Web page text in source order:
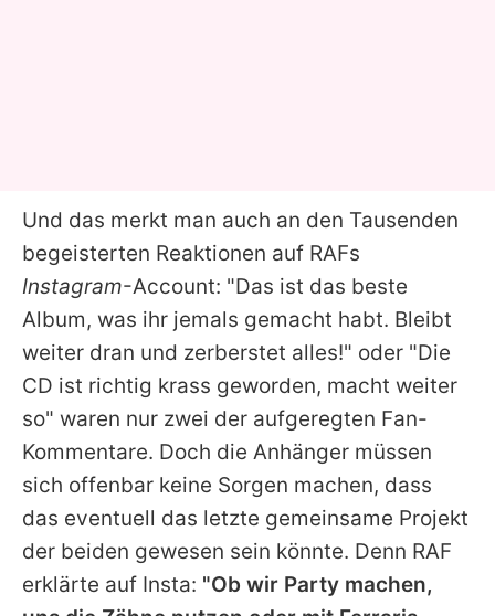
Und das merkt man auch an den Tausenden
begeisterten Reaktionen auf RAFs
Instagram-Account: "Das ist das beste
Album, was ihr jemals gemacht habt. Bleibt
weiter dran und zerberstet alles!" oder "Die
CD ist richtig krass geworden, macht weiter
so" waren nur zwei der aufgeregten Fan-
Kommentare. Doch die Anhänger müssen
sich offenbar keine Sorgen machen, dass
das eventuell das letzte gemeinsame Projekt
der beiden gewesen sein könnte. Denn RAF
erklärte auf Insta: "Ob wir Party machen,